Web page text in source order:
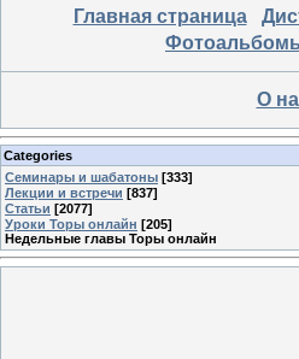
Главная страница
О
Categories
Семинары и шабатоны [333]
Лекции и встречи [837]
Статьи [2077]
Уроки Торы онлайн [205]
Недельные главы Торы онлайн